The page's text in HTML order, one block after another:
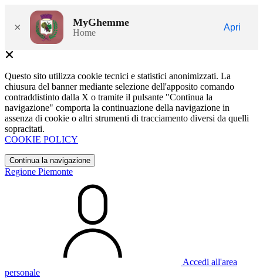
× MyGhemme
Home
Apri
Questo sito utilizza cookie tecnici e statistici anonimizzati. La
chiusura del banner mediante selezione dell'apposito comando
contraddistinto dalla X o tramite il pulsante "Continua la
navigazione" comporta la continuazione della navigazione in
assenza di cookie o altri strumenti di tracciamento diversi da quelli
sopracitati.
COOKIE POLICY
Continua la navigazione
Regione Piemonte
Accedi all'area
personale